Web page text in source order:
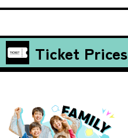
Ticket Prices